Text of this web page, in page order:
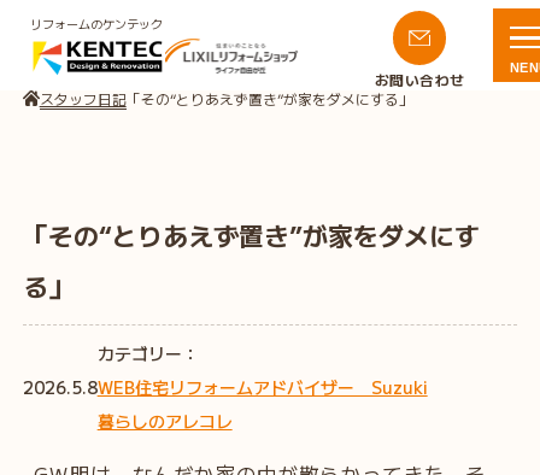
リフォームのケンテック
お問い合わせ
スタッフ日記「その“とりあえず置き”が家をダメにする」
「その“とりあえず置き”が家をダメにす
る」
2026.5.8
カテゴリー：
WEB住宅リフォームアドバイザー Suzuki
暮らしのアレコレ